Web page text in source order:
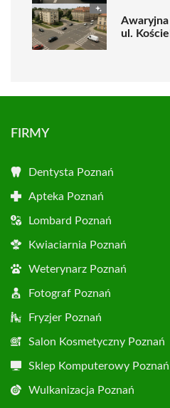
ul.
FIRMY
Dentysta Poznań
Apteka Poznań
Lombard Poznań
Kwiaciarnia Poznań
Weterynarz Poznań
Fotograf Poznań
Fryzjer Poznań
Salon Kosmetyczny Poznań
Sklep Komputerowy Poznań
Wulkanizacja Poznań